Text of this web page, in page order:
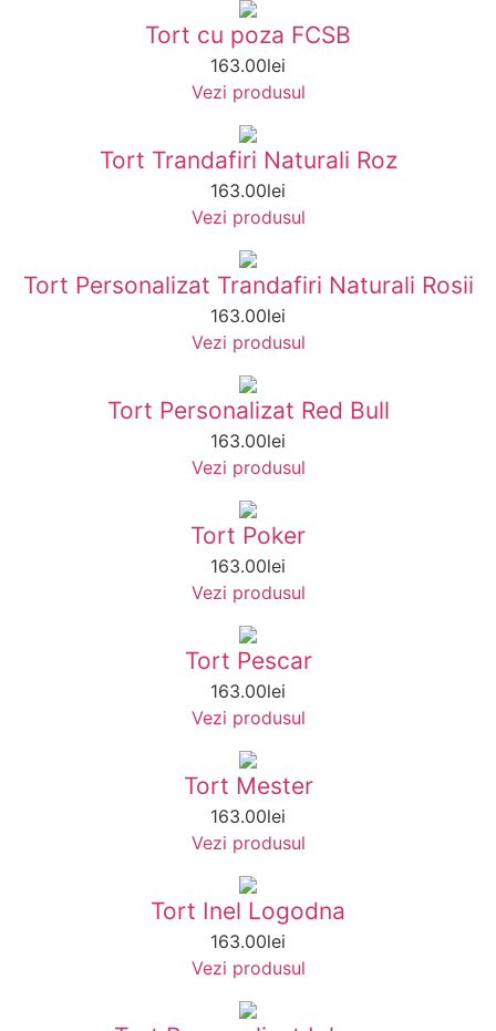
Tort cu poza FCSB
163.00lei
Vezi produsul
Tort Trandafiri Naturali Roz
163.00lei
Vezi produsul
Tort Personalizat Trandafiri Naturali Rosii
163.00lei
Vezi produsul
Tort Personalizat Red Bull
163.00lei
Vezi produsul
Tort Poker
163.00lei
Vezi produsul
Tort Pescar
163.00lei
Vezi produsul
Tort Mester
163.00lei
Vezi produsul
Tort Inel Logodna
163.00lei
Vezi produsul